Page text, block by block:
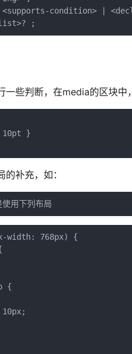
condition> |
;
些判断，在media的区块中
}
补充，如：
用下列布局
width: 768px) {
{